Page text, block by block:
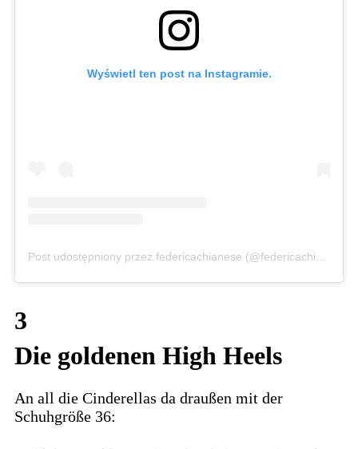
Wyświetl ten post na Instagramie.
3
Die goldenen High Heels
An all die Cinderellas da draußen mit der
Schuhgröße 36: